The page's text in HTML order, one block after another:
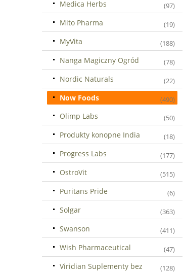
Medica Herbs (97)
Mito Pharma (19)
MyVita (188)
Nanga Magiczny Ogród (78)
Nordic Naturals (22)
Now Foods (490)
Olimp Labs (50)
Produkty konopne India (18)
Progress Labs (177)
OstroVit (515)
Puritans Pride (6)
Solgar (363)
Swanson (411)
Wish Pharmaceutical (47)
Viridian Suplementy bez
(128)